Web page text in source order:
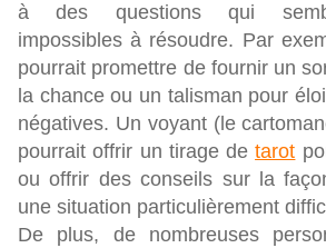
à des questions qui
impossibles à résoudre. Par
pourrait promettre de fournir un
la chance ou un talisman pour
négatives. Un voyant (le
pourrait offrir un tirage detarot
ou offrir des conseils sur la
une situation particulièrement
De plus, de nombreuses